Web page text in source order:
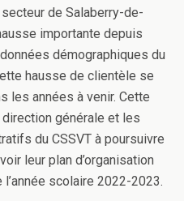
de Salaberry-de-
importante depuis
démographiques du
hausse de clientèle se
les années à venir. Cette
générale et les
du CSSVT à poursuivre
leur plan d’organisation
scolaire 2022-2023.